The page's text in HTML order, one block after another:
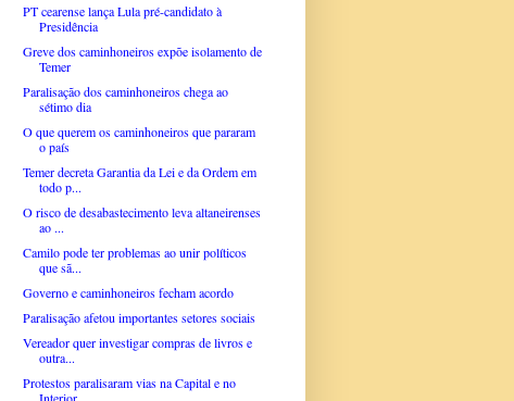
PT cearense lança Lula pré-candidato à
Presidência
Greve dos caminhoneiros expõe isolamento de
Temer
Paralisação dos caminhoneiros chega ao
sétimo dia
O que querem os caminhoneiros que pararam
o país
Temer decreta Garantia da Lei e da Ordem em
todo p...
O risco de desabastecimento leva altaneirenses
ao ...
Camilo pode ter problemas ao unir políticos
que sã...
Governo e caminhoneiros fecham acordo
Paralisação afetou importantes setores sociais
Vereador quer investigar compras de livros e
outra...
Protestos paralisaram vias na Capital e no
Interior